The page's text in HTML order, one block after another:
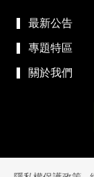
最新公告
專題特區
關於我們